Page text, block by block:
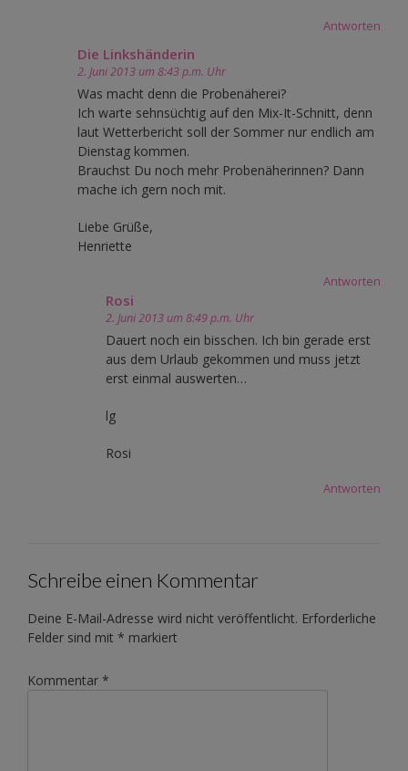
Antworten
Die Linkshänderin
2. Juni 2013 um 8:43 p.m. Uhr
Was macht denn die Probenäherei?
Ich warte sehnsüchtig auf den Mix-It-Schnitt, denn
laut Wetterbericht soll der Sommer nur endlich am
Dienstag kommen.
Brauchst Du noch mehr Probenäherinnen? Dann
mache ich gern noch mit.
Liebe Grüße,
Henriette
Antworten
Rosi
2. Juni 2013 um 8:49 p.m. Uhr
Dauert noch ein bisschen. Ich bin gerade erst
aus dem Urlaub gekommen und muss jetzt
erst einmal auswerten…
lg
Rosi
Antworten
Schreibe einen Kommentar
Deine E-Mail-Adresse wird nicht veröffentlicht. Erforderliche
Felder sind mit * markiert
Kommentar *